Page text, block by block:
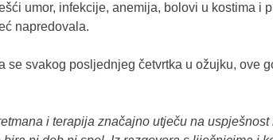
umor, infekcije, anemija, bolovi u kostima i
napredovala.
se svakog posljednjeg četvrtka u ožujku, ove
i terapija značajno utječu na